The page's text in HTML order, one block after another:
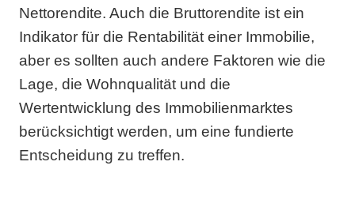
Nettorendite. Auch die Bruttorendite ist ein
Indikator für die Rentabilität einer Immobilie,
aber es sollten auch andere Faktoren wie die
Lage, die Wohnqualität und die
Wertentwicklung des Immobilienmarktes
berücksichtigt werden, um eine fundierte
Entscheidung zu treffen.